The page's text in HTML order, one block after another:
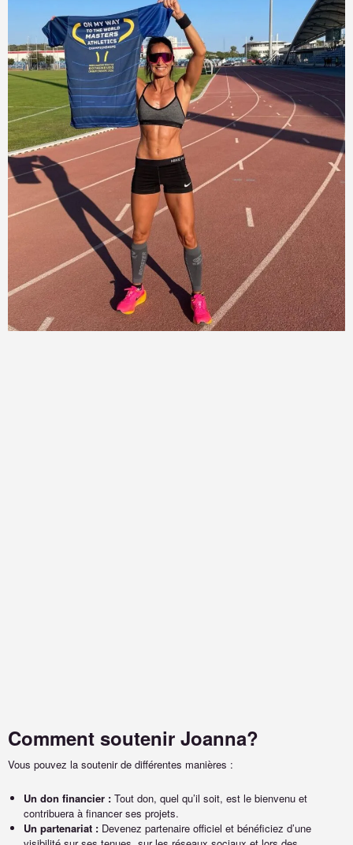
Comment soutenir Joanna?
Vous pouvez la soutenir de différentes manières :
Un don financier : Tout don, quel qu’il soit, est le bienvenu et
contribuera à financer ses projets.
Un partenariat : Devenez partenaire officiel et bénéficiez d’une